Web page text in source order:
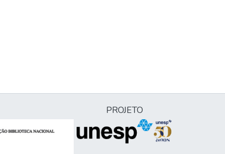
PROJETO